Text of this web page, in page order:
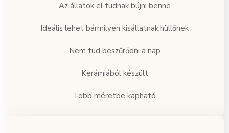
Az állatok el tudnak bújni benne
Ideális lehet bármilyen kisállatnak,hüllőnek
Nem tud beszűrődni a nap
Kerámiából készült
Több méretbe kapható